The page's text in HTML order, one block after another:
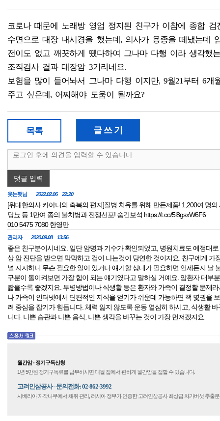
코로나 때문에 노래방 영업 정지된 친구가 이참에 종합 검
수면으로 대장 내시경을 했는데, 의사가 용종을 떼냈는데
전이도 없고 깨끗하게 뗐다하여 그나마 다행 이라 생각했
조직검사 결과 대장암 3기라네요.
보험을 많이 들어놔서 그나마 다행 이지만, 9월21부터 6
주고 싶은데, 어찌해야 도움이 될까요?
목록 글 쓰 기
댓글 입력
웃는햇님 2022.02.06 22:20
[위대한의사 카야니의 축복의 편지]질병 치유를 위해 만든제품! 1,200여 명
당뇨 등 1만여 종의 불치병과 전쟁선포! 숨긴보석 https://t.co/5l8gsxW6F6
010 5475 7080 한영만
관리자 2020.09.08 13:56
좋은 친구분이시네요. 일단 암명과 기수가 확인되었고, 병원치료도 예정대
상 암 진단을 받으면 막막하고 겁이 나는것이 당연한 것이지요. 친구에게
널 지지하니 무슨 필요한 일이 있거나 얘기할 상대가 필요하면 언제든지 날
구분이 돌이켜보면 가장 힘이 되는 얘기였다고 말하실 거예요. 암환자 대부
짧을수록 좋겠지요. 투병방법이나 식생활 등은 환자와 가족이 결정할 문제
나 가족이 인터넷에서 단편적인 지식을 얻기가 쉬운데 가능하면 책 몇권을
려 중심을 잡기가 힘듭니다. 체력 잃지 않도록 운동 열심히 하시고, 식생활
니다. 나쁜 습관과 나쁜 음식, 나쁜 생각을 바꾸는 것이 가장 먼저겠지요.
월간암 - 정기구독신청
1년 5만원 정기구독료를 납부하시면 매월 집에서 편하게 월간암을 접할 수 있습니다.
고려인삼공사 - 문의전화: 02-862-3992
시베리아 자작나무에서 채취 관리, 러시아 정부가 인증한 고려인삼공사 최상급 차가버섯 추출